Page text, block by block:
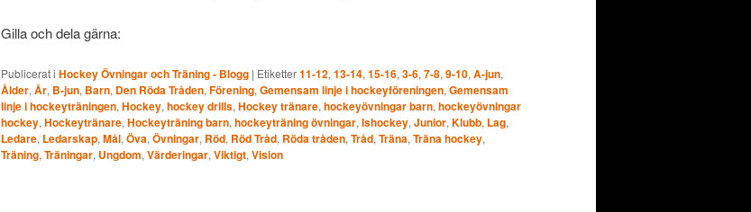
Gilla och dela gärna:
Publicerat i Hockey Övningar och Träning - Blogg | Etiketter11-12, 13-14, 15-16, 3-6, 7-8, 9-10, A-jun,
Ålder, År, B-jun, Barn, Den Röda Tråden, Förening, Gemensam linje i hockeyföreningen, Gemensam
linje i hockeyträningen, Hockey, hockey drills, Hockey tränare, hockeyövningar barn, hockeyövningar
hockey, Hockeytränare, Hockeyträning barn, hockeyträning övningar, Ishockey, Junior, Klubb, Lag,
Ledare, Ledarskap, Mål, Öva, Övningar, Röd, Röd Tråd, Röda tråden, Tråd, Träna, Träna hockey,
Träning, Träningar, Ungdom, Värderingar, Viktigt, Vision